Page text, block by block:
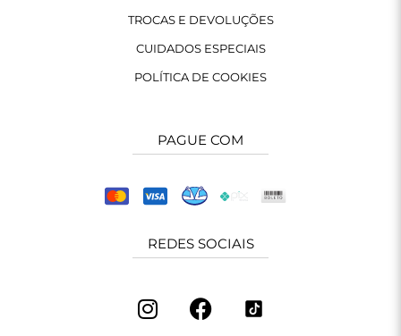
TROCAS E DEVOLUÇÕES
CUIDADOS ESPECIAIS
POLÍTICA DE COOKIES
PAGUE COM
REDES SOCIAIS